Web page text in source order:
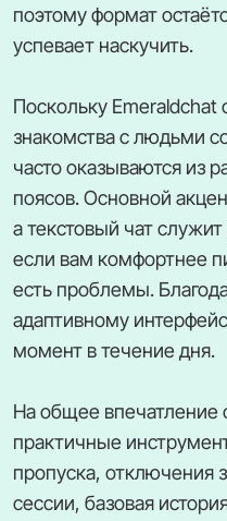
поэтому формат
успевает наскучить.
Поскольку Emeraldchat
знакомства с людьми
часто оказываются из
поясов. Основной
а текстовый чат
если вам комфортнее
есть проблемы.
адаптивному
момент в течение дня.
На общее впечатление
практичные
пропуска, отключения
сессии, базовая